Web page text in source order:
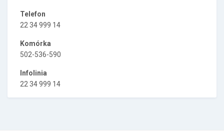
Telefon
22 34 999 14
Komórka
502-536-590
Infolinia
22 34 999 14